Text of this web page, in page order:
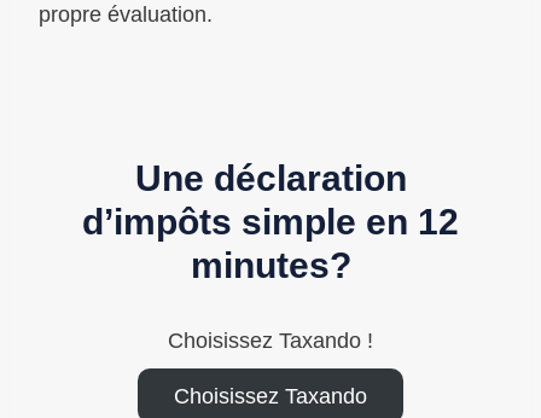
propre évaluation.
Une déclaration
d’impôts simple en 12
minutes?
Choisissez Taxando !
Choisissez Taxando